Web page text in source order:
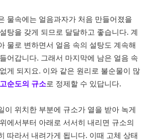
물속에는 얼음과자가 처음 만들어졌을
탕을 갖게 되므로 달달하고 좋습니다. 계
물로 변하면서 얼음 속의 설탕도 계속해
어갑니다. 그래서 마지막에 남은 얼음 속
게 되지요. 이와 같은 원리로 불순물이 많
고순도의 규소로 정제할 수 있답니다.
이 위치한 부분에 규소가 열을 받아 녹게
에서부터 아래로 서서히 내리면 규소의
따라서 내려가게 됩니다. 이때 고체 상태